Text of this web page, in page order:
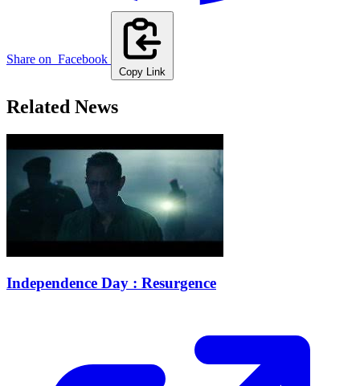
Share on Facebook
Copy Link
Related News
Independence Day : Resurgence